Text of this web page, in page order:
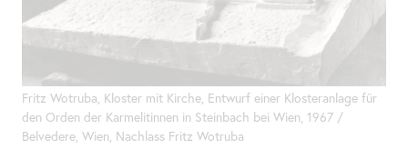
Fritz Wotruba, Kloster mit Kirche, Entwurf einer Klosteranlage für
den Orden der Karmelitinnen in Steinbach bei Wien, 1967 /
Belvedere, Wien, Nachlass Fritz Wotruba